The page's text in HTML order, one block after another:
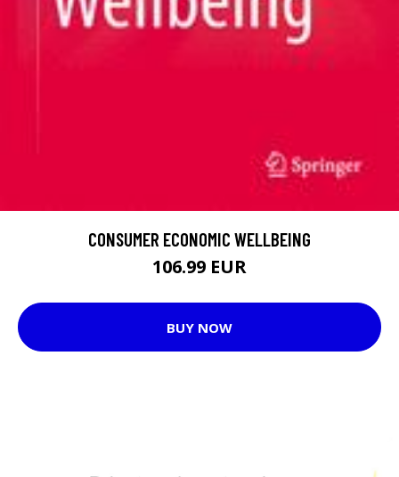
CONSUMER ECONOMIC WELLBEING
106.99 EUR
BUY NOW